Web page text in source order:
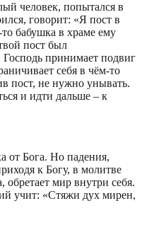
человек, попытался в
говорит: «Я пост в
бабушка в храме ему
пост был
принимает подвиг
себя в чём-то
пост, не нужно унывать.
и идти дальше – к
от Бога. Но падения,
к Богу, в молитве
обретает мир внутри себя.
учит: «Стяжи дух мирен,